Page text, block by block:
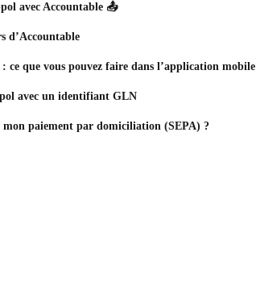
avec Accountable 📤
d’Accountable
ce que vous pouvez faire dans l’application mobile
avec un identifiant GLN
mon paiement par domiciliation (SEPA) ?